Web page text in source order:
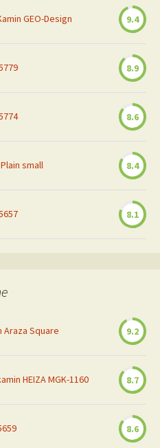
GEO-Design 9.4
8.9
8.6
small 8.4
8.1
Araza Square 9.2
HEIZA MGK-1160 8.7
8.6